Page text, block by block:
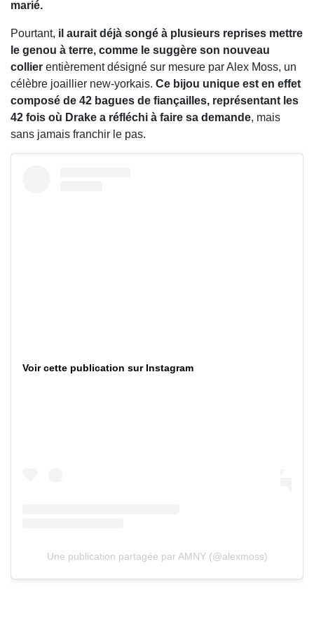
marié.
Pourtant, il aurait déjà songé à plusieurs reprises mettre
le genou à terre, comme le suggère son nouveau
collier entièrement désigné sur mesure par Alex Moss, un
célèbre joaillier new-yorkais. Ce bijou unique est en effet
composé de 42 bagues de fiançailles, représentant les
42 fois où Drake a réfléchi à faire sa demande, mais
sans jamais franchir le pas.
Voir cette publication sur Instagram
Une publication partagée par AMNY (@alexmoss)